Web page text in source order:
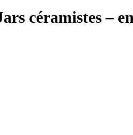
céramistes –